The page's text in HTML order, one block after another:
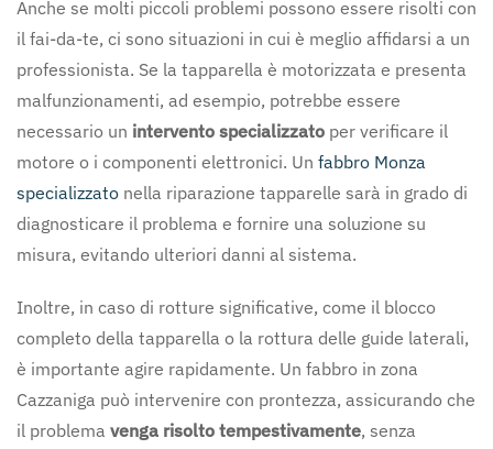
Anche se molti piccoli problemi possono essere risolti con
il fai-da-te, ci sono situazioni in cui è meglio affidarsi a un
professionista. Se la tapparella è motorizzata e presenta
malfunzionamenti, ad esempio, potrebbe essere
necessario un intervento specializzato per verificare il
motore o i componenti elettronici. Un fabbro Monza
specializzato nella riparazione tapparelle sarà in grado di
diagnosticare il problema e fornire una soluzione su
misura, evitando ulteriori danni al sistema.
Inoltre, in caso di rotture significative, come il blocco
completo della tapparella o la rottura delle guide laterali,
è importante agire rapidamente. Un fabbro in zona
Cazzaniga può intervenire con prontezza, assicurando che
il problema venga risolto tempestivamente, senza